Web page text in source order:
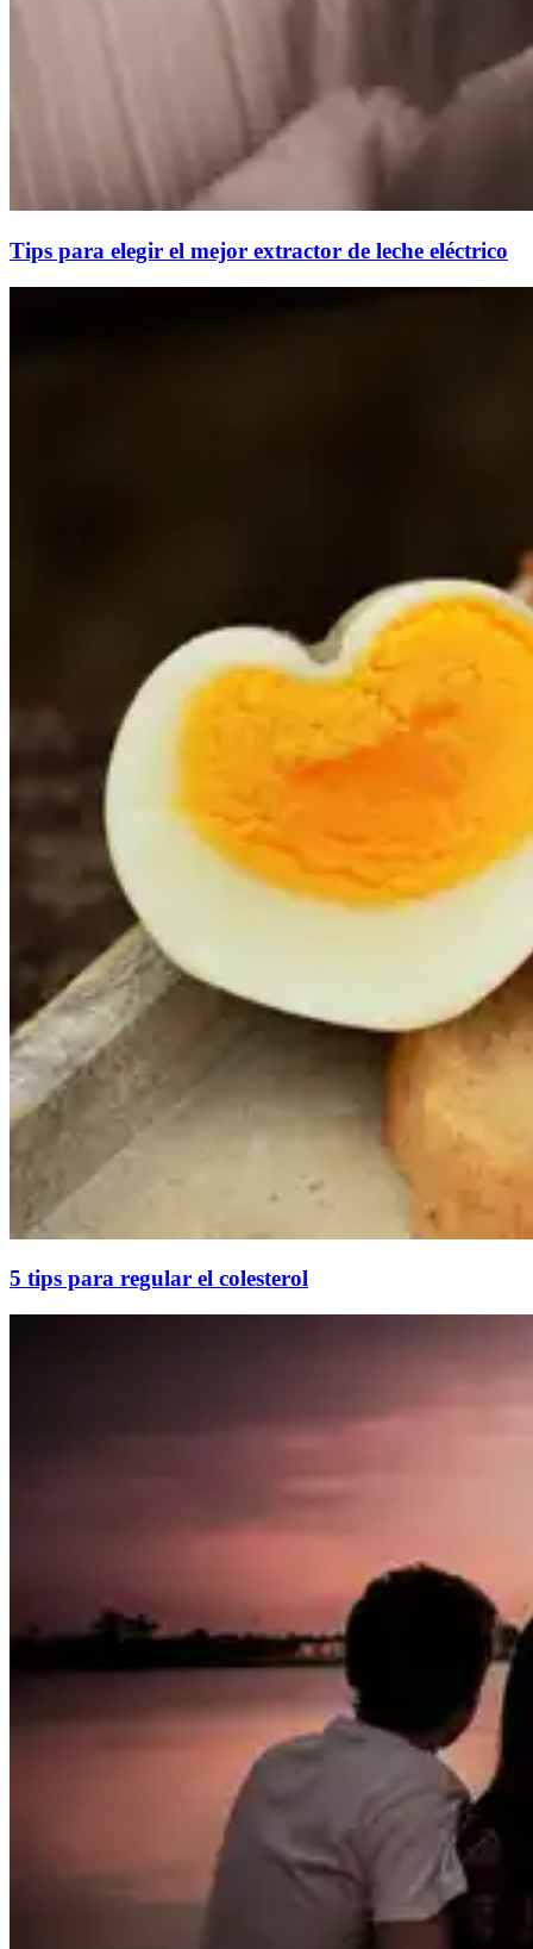
Tips para elegir el mejor extractor de leche eléctrico
5 tips para regular el colesterol